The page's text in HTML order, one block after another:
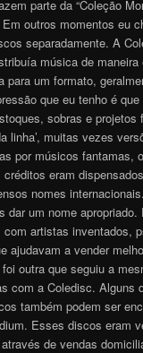
parte da “Coleção
outros momentos eu
separadamente. A
música de
para um formato,
que eu tenho é que
sobras e projetos
linha’, muitas vezes
por músicos fantamas,
eram
nomes
dar um nome
artistas inventados,
ajudavam a vender
outra que seguiu a
com a Coledisc. Alguns
também podem ser
Esses discos eram
de vendas